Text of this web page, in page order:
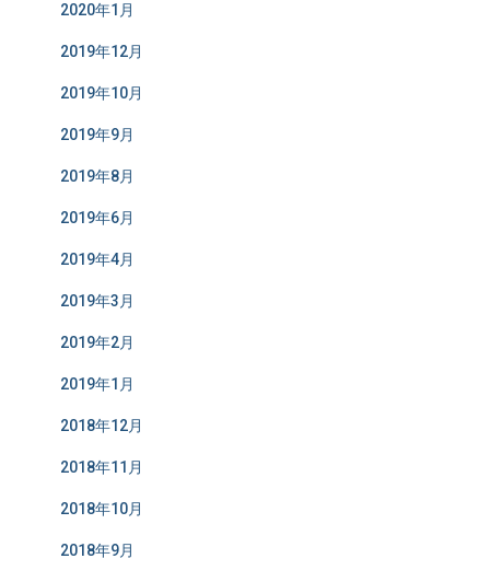
2020年1月
2019年12月
2019年10月
2019年9月
2019年8月
2019年6月
2019年4月
2019年3月
2019年2月
2019年1月
2018年12月
2018年11月
2018年10月
2018年9月